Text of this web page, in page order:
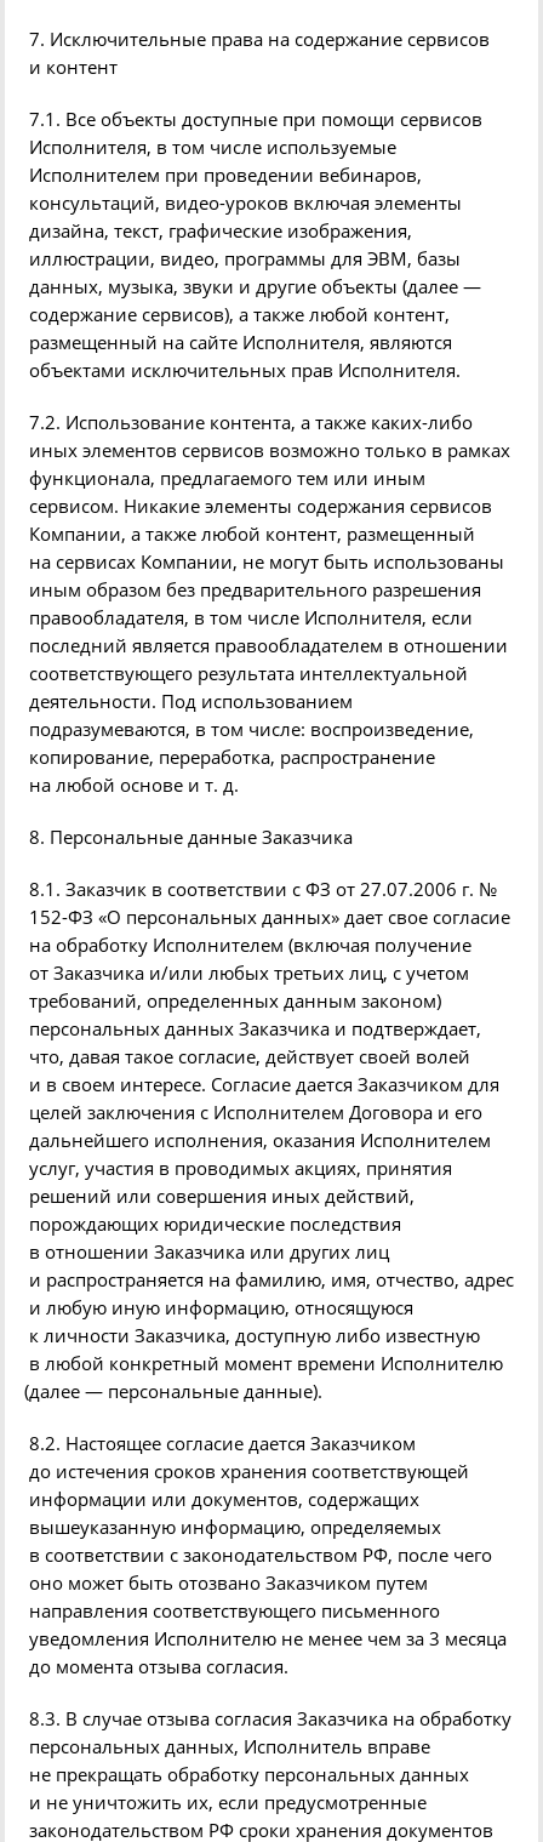
7. Исключительные права на содержание сервисов
и контент
7.1. Все объекты доступные при помощи сервисов
Исполнителя, в том числе используемые
Исполнителем при проведении вебинаров,
консультаций, видео-уроков включая элементы
дизайна, текст, графические изображения,
иллюстрации, видео, программы для ЭВМ, базы
данных, музыка, звуки и другие объекты (далее —
содержание сервисов), а также любой контент,
размещенный на сайте Исполнителя, являются
объектами исключительных прав Исполнителя.
7.2. Использование контента, а также каких-либо
иных элементов сервисов возможно только в рамках
функционала, предлагаемого тем или иным
сервисом. Никакие элементы содержания сервисов
Компании, а также любой контент, размещенный
на сервисах Компании, не могут быть использованы
иным образом без предварительного разрешения
правообладателя, в том числе Исполнителя, если
последний является правообладателем в отношении
соответствующего результата интеллектуальной
деятельности. Под использованием
подразумеваются, в том числе: воспроизведение,
копирование, переработка, распространение
на любой основе и т. д.
8. Персональные данные Заказчика
8.1. Заказчик в соответствии с ФЗ от 27.07.2006 г. №
152-ФЗ «О персональных данных» дает свое согласие
на обработку Исполнителем (включая получение
от Заказчика и/или любых третьих лиц, с учетом
требований, определенных данным законом)
персональных данных Заказчика и подтверждает,
что, давая такое согласие, действует своей волей
и в своем интересе. Согласие дается Заказчиком для
целей заключения с Исполнителем Договора и его
дальнейшего исполнения, оказания Исполнителем
услуг, участия в проводимых акциях, принятия
решений или совершения иных действий,
порождающих юридические последствия
в отношении Заказчика или других лиц
и распространяется на фамилию, имя, отчество, адрес
и любую иную информацию, относящуюся
к личности Заказчика, доступную либо известную
в любой конкретный момент времени Исполнителю
(далее — персональные данные).
8.2. Настоящее согласие дается Заказчиком
до истечения сроков хранения соответствующей
информации или документов, содержащих
вышеуказанную информацию, определяемых
в соответствии с законодательством РФ, после чего
оно может быть отозвано Заказчиком путем
направления соответствующего письменного
уведомления Исполнителю не менее чем за 3 месяца
до момента отзыва согласия.
8.3. В случае отзыва согласия Заказчика на обработку
персональных данных, Исполнитель вправе
не прекращать обработку персональных данных
и не уничтожить их, если предусмотренные
законодательством РФ сроки хранения документов